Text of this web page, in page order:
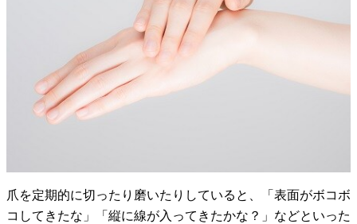
爪を定期的に切ったり磨いたりしていると、「表面がボコボ
コしてきたな」「縦に線が入ってきたかな？」などといった